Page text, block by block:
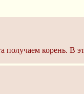
получаем корень. В